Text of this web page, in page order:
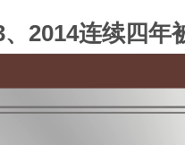
2014连续四